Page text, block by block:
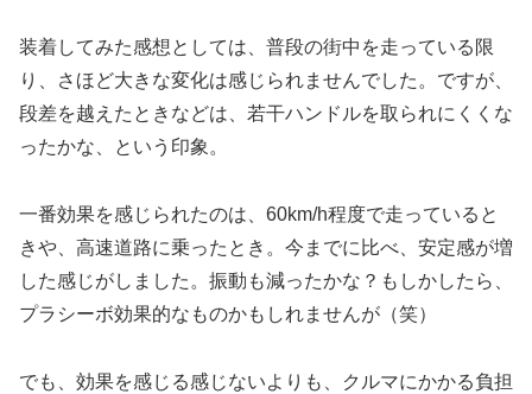
装着してみた感想としては、普段の街中を走っている限
り、さほど大きな変化は感じられませんでした。ですが、
段差を越えたときなどは、若干ハンドルを取られにくくな
ったかな、という印象。
一番効果を感じられたのは、60km/h程度で走っていると
きや、高速道路に乗ったとき。今までに比べ、安定感が増
した感じがしました。振動も減ったかな？もしかしたら、
プラシーボ効果的なものかもしれませんが（笑）
でも、効果を感じる感じないよりも、クルマにかかる負担